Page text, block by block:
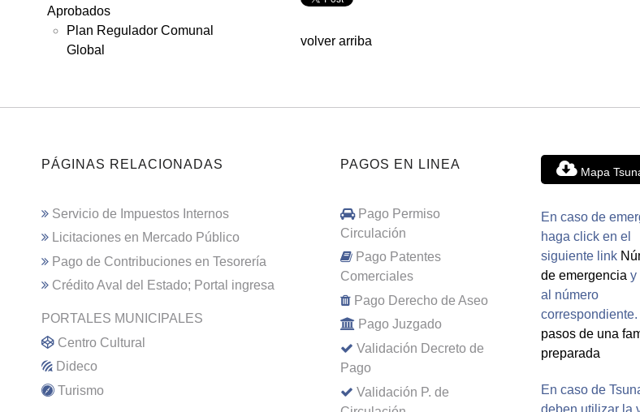
Aprobados
Plan Regulador Comunal
Global
volver arriba
PÁGINAS RELACIONADAS
Servicio de Impuestos Internos
Licitaciones en Mercado Público
Pago de Contribuciones en Tesorería
Crédito Aval del Estado; Portal ingresa
PORTALES MUNICIPALES
Centro Cultural
Dideco
Turismo
PAGOS EN LINEA
Pago Permiso
Circulación
Pago Patentes
Comerciales
Pago Derecho de Aseo
Pago Juzgado
Validación Decreto de
Pago
Validación P. de
Mapa
En caso de
haga click en el
siguiente link
de emergencia y
al número
correspondiente.
pasos de una
preparada
En caso de
deben utilizar la